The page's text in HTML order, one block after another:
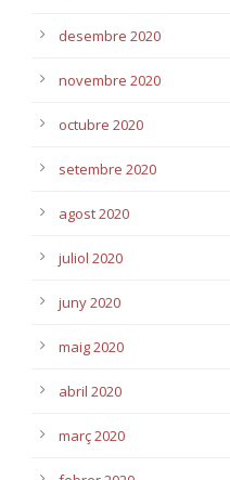
desembre 2020
novembre 2020
octubre 2020
setembre 2020
agost 2020
juliol 2020
juny 2020
maig 2020
abril 2020
març 2020